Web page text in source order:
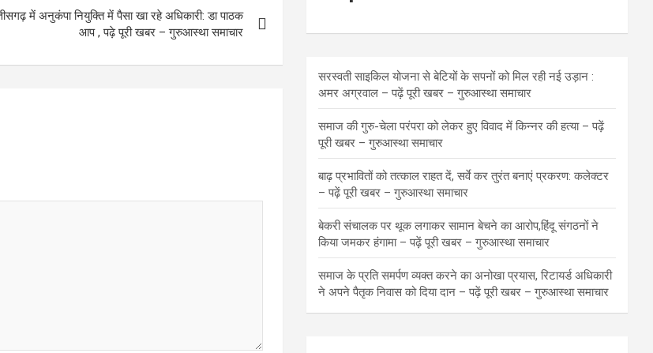
में अनुकंपा नियुक्ति में पैसा खा रहे अधिकारी: डा पाठक
आप , पढ़े पूरी खबर – गुरुआस्था समाचार
सरस्वती साइकिल योजना से बेटियों के सपनों को मिल रही नई उड़ान :
अमर अग्रवाल – पढ़ें पूरी खबर – गुरुआस्था समाचार
समाज की गुरु-चेला परंपरा को लेकर हुए विवाद में किन्नर की हत्या – पढ़ें
पूरी खबर – गुरुआस्था समाचार
बाढ़ प्रभावितों को तत्काल राहत दें, सर्वे कर तुरंत बनाएं प्रकरण: कलेक्टर
– पढ़ें पूरी खबर – गुरुआस्था समाचार
बेकरी संचालक पर थूक लगाकर सामान बेचने का आरोप,हिंदू संगठनों ने
किया जमकर हंगामा – पढ़ें पूरी खबर – गुरुआस्था समाचार
समाज के प्रति समर्पण व्यक्त करने का अनोखा प्रयास, रिटायर्ड अधिकारी
ने अपने पैतृक निवास को दिया दान – पढ़ें पूरी खबर – गुरुआस्था समाचार